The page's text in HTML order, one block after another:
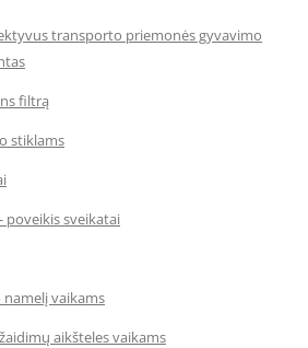
transporto priemonės gyvavimo
filtrą
stiklams
poveikis sveikatai
vaikams
aikšteles vaikams